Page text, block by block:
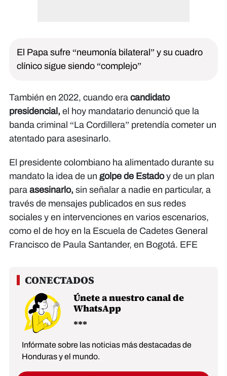
El Papa sufre “neumonía bilateral” y su cuadro
clínico sigue siendo “complejo”
También en 2022, cuando era candidato
presidencial, el hoy mandatario denunció que la
banda criminal “La Cordillera” pretendía cometer un
atentado para asesinarlo.
El presidente colombiano ha alimentado durante su
mandato la idea de un golpe de Estadoy de un plan
para asesinarlo, sin señalar a nadie en particular, a
través de mensajes publicados en sus redes
sociales y en intervenciones en varios escenarios,
como el de hoy en la Escuela de Cadetes General
Francisco de Paula Santander, en Bogotá. EFE
Únete a nuestro canal de
WhatsApp
Infórmate sobre las noticias más destacadas de
Honduras y el mundo.